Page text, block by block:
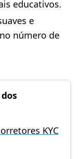
educativos.
e
número de
KYC